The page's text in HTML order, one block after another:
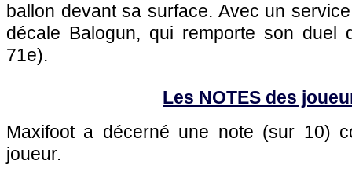
ballon devant sa surface. Avec un
décale Balogun, qui remporte son duel
71e).
Les NOTES des
Maxifoot a décerné une note (sur 10)
joueur.